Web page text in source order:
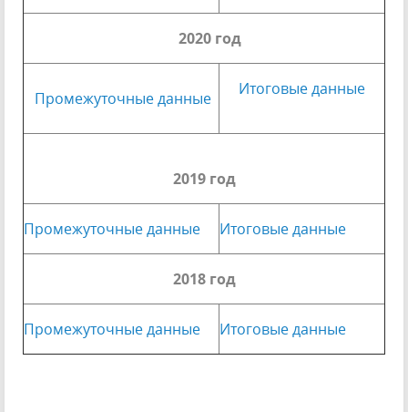
2020 год
Промежуточные данные Итоговые данные
2019 год
Промежуточные данные Итоговые данные
2018 год
Промежуточные данные Итоговые данные